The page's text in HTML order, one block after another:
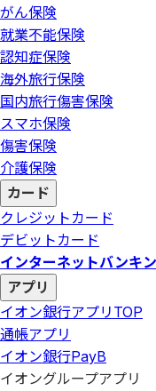
がん保険
就業不能保険
認知症保険
海外旅行保険
国内旅行傷害保険
スマホ保険
傷害保険
介護保険
カード
クレジットカード
デビットカード
インターネットバンキ
アプリ
イオン銀行アプリ TOP
通帳アプリ
イオン銀行PayB
イオングループアプリ